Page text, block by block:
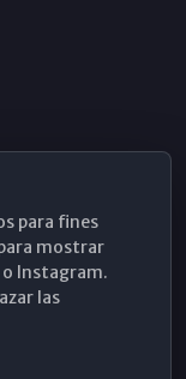
para fines
mostrar
Instagram.
las